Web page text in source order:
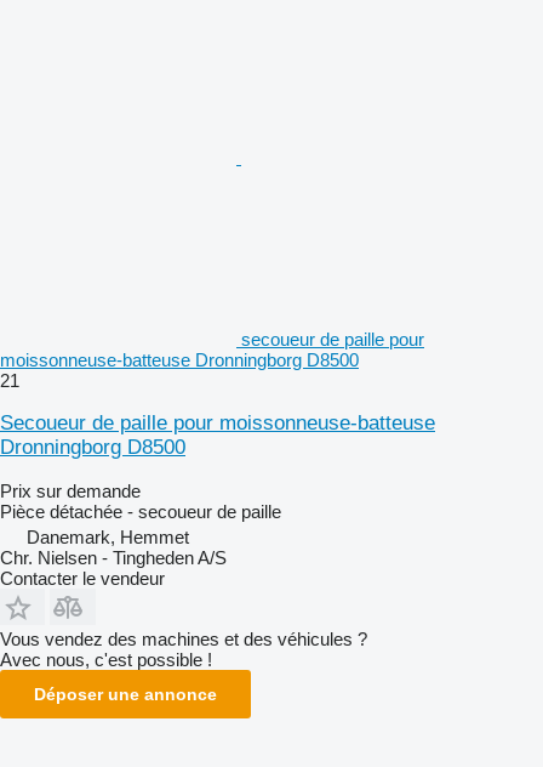
secoueur de paille pour
moissonneuse-batteuse Dronningborg D8500
21
Secoueur de paille pour moissonneuse-batteuse
Dronningborg D8500
Prix sur demande
Pièce détachée - secoueur de paille
Danemark, Hemmet
Chr. Nielsen - Tingheden A/S
Contacter le vendeur
Vous vendez des machines et des véhicules ?
Avec nous, c'est possible !
Déposer une annonce